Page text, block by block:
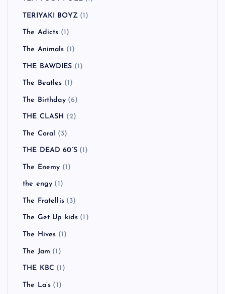
TERIYAKI BOYZ(1)
The Adicts (1)
The Animals (1)
THE BAWDIES (1)
The Beatles (1)
The Birthday(6)
THE CLASH (2)
The Coral (3)
THE DEAD 60’S(1)
The Enemy (1)
the engy (1)
The Fratellis(3)
The Get Up kids (1)
The Hives (1)
The Jam (1)
THE KBC (1)
The La’s (1)